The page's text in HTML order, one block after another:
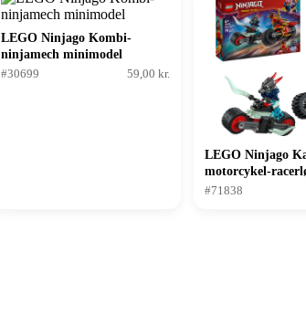
LEGO Ninjago Kombi-
ninjamech minimodel
#30699
59,00 kr.
LEGO Ninjago
motorcykel-
#71838